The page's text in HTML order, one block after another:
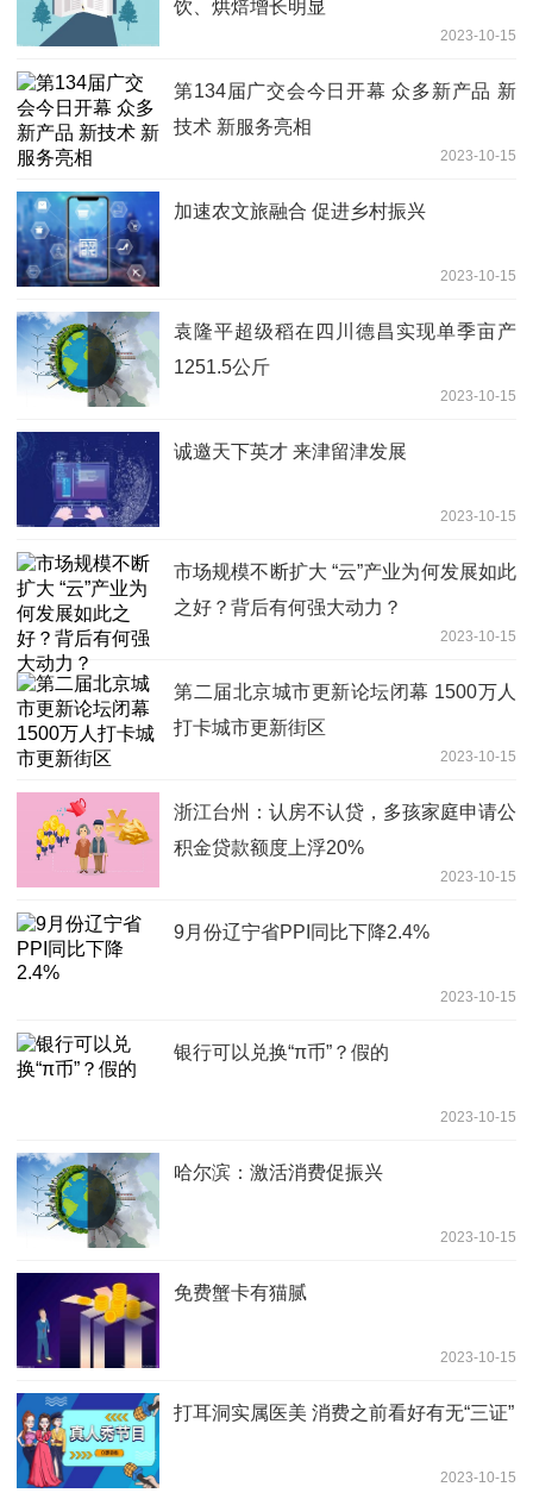
饮、烘焙增长明显
2023-10-15
第134届广交会今日开幕 众多新产品 新
技术 新服务亮相
2023-10-15
加速农文旅融合 促进乡村振兴
2023-10-15
袁隆平超级稻在四川德昌实现单季亩产
1251.5公斤
2023-10-15
诚邀天下英才 来津留津发展
2023-10-15
市场规模不断扩大 “云”产业为何发展如此
之好？背后有何强大动力？
2023-10-15
第二届北京城市更新论坛闭幕 1500万人
打卡城市更新街区
2023-10-15
浙江台州：认房不认贷，多孩家庭申请公
积金贷款额度上浮20%
2023-10-15
9月份辽宁省PPI同比下降2.4%
2023-10-15
银行可以兑换“π币”？假的
2023-10-15
哈尔滨：激活消费促振兴
2023-10-15
免费蟹卡有猫腻
2023-10-15
打耳洞实属医美 消费之前看好有无“三证”
2023-10-15